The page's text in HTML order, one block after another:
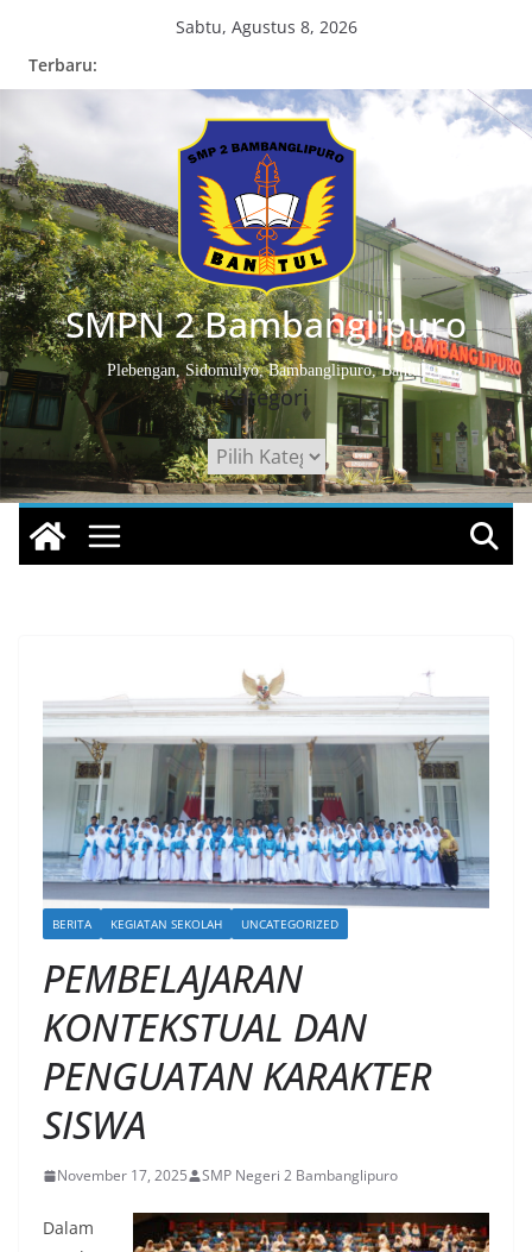
Sabtu, Agustus 8, 2026
Terbaru:
SMPN 2 Bambanglipuro
Plebengan, Sidomulyo, Bambanglipuro, Bantul
Kategori
Kategori
BERITA KEGIATAN SEKOLAH UNCATEGORIZED
PEMBELAJARAN
KONTEKSTUAL DAN
PENGUATAN KARAKTER
SISWA
November 17, 2025 SMP Negeri 2 Bambanglipuro
Dalam